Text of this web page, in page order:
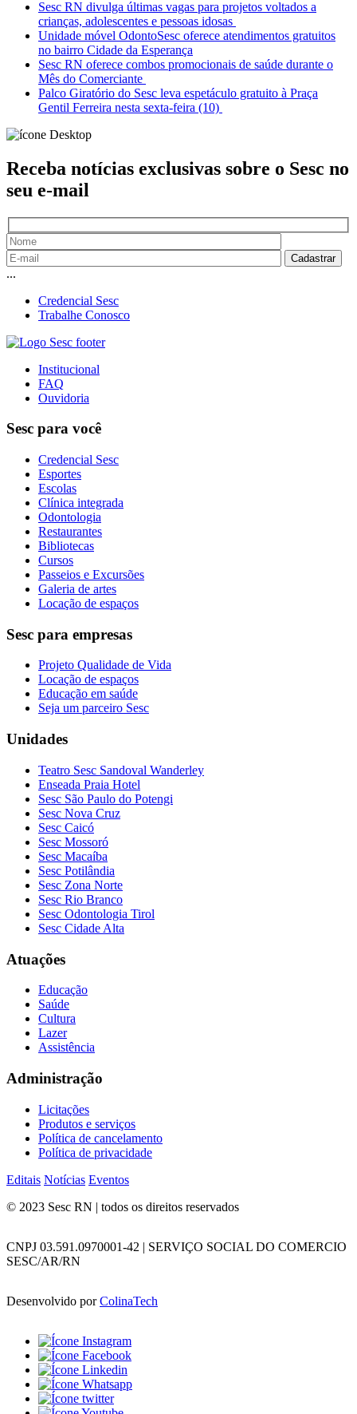
Sesc RN divulga últimas vagas para projetos voltados a
crianças, adolescentes e pessoas idosas
Unidade móvel OdontoSesc oferece atendimentos gratuitos
no bairro Cidade da Esperança
Sesc RN oferece combos promocionais de saúde durante o
Mês do Comerciante
Palco Giratório do Sesc leva espetáculo gratuito à Praça
Gentil Ferreira nesta sexta-feira (10)
Receba notícias exclusivas sobre o Sesc no
seu e-mail
...
Credencial Sesc
Trabalhe Conosco
Institucional
FAQ
Ouvidoria
Sesc para você
Credencial Sesc
Esportes
Escolas
Clínica integrada
Odontologia
Restaurantes
Bibliotecas
Cursos
Passeios e Excursões
Galeria de artes
Locação de espaços
Sesc para empresas
Projeto Qualidade de Vida
Locação de espaços
Educação em saúde
Seja um parceiro Sesc
Unidades
Teatro Sesc Sandoval Wanderley
Enseada Praia Hotel
Sesc São Paulo do Potengi
Sesc Nova Cruz
Sesc Caicó
Sesc Mossoró
Sesc Macaíba
Sesc Potilândia
Sesc Zona Norte
Sesc Rio Branco
Sesc Odontologia Tirol
Sesc Cidade Alta
Atuações
Educação
Saúde
Cultura
Lazer
Assistência
Administração
Licitações
Produtos e serviços
Política de cancelamento
Política de privacidade
Editais Notícias Eventos
© 2023 Sesc RN | todos os direitos reservados
CNPJ 03.591.0970001-42 | SERVIÇO SOCIAL DO COMERCIO
SESC/AR/RN
Desenvolvido porColinaTech